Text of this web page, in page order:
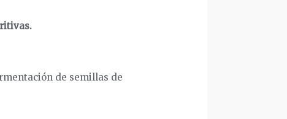
de semillas de